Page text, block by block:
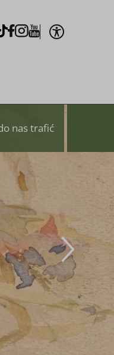
TikTok
Facebook
Instagram
YoutubeOtwórz
nas trafić